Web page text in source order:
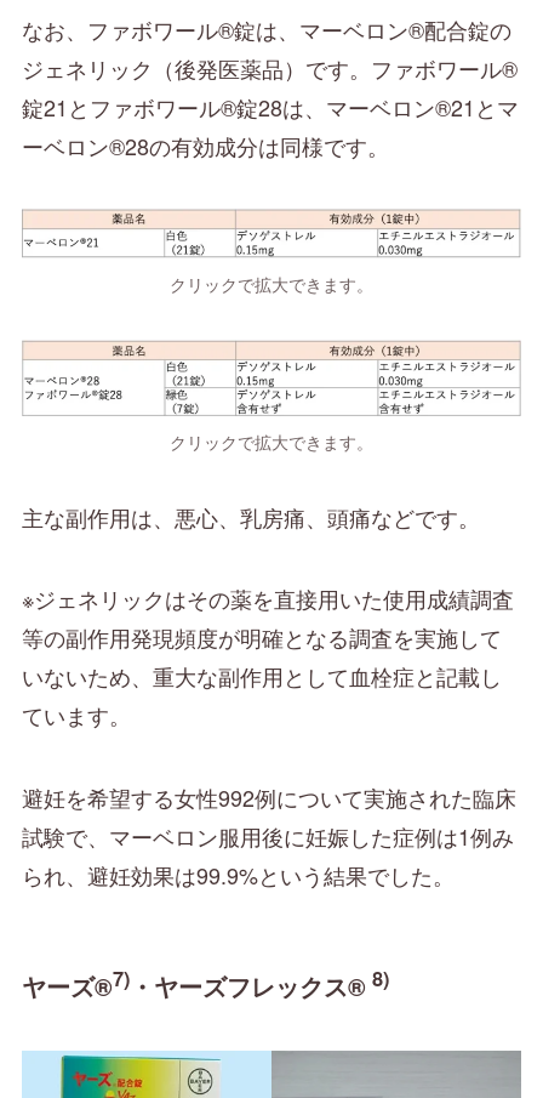
なお、ファボワール®錠は、マーベロン®配合錠の
ジェネリック（後発医薬品）です。ファボワール®
錠21とファボワール®錠28は、マーベロン®21とマ
ーベロン®28の有効成分は同様です。
クリックで拡大できます。
クリックで拡大できます。
主な副作用は、悪心、乳房痛、頭痛などです。
※ジェネリックはその薬を直接用いた使用成績調査
等の副作用発現頻度が明確となる調査を実施して
いないため、重大な副作用として血栓症と記載し
ています。
避妊を希望する女性992例について実施された臨床
試験で、マーベロン服用後に妊娠した症例は1例み
られ、避妊効果は99.9%という結果でした。
ヤーズ®7)・ヤーズフレックス® 8)